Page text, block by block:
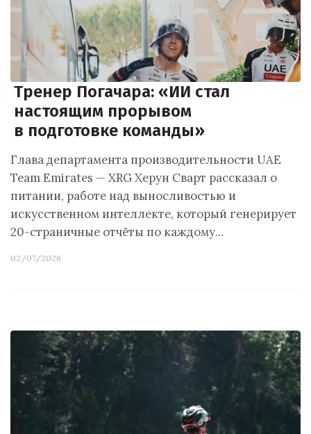
Тренер Погачара: «ИИ стал
настоящим прорывом
в подготовке команды»
Глава департамента производительности UAE
Team Emirates — XRG Херун Сварт рассказал о
питании, работе над выносливостью и
искусственном интеллекте, который генерирует
20-страничные отчёты по каждому…
02/07/2026